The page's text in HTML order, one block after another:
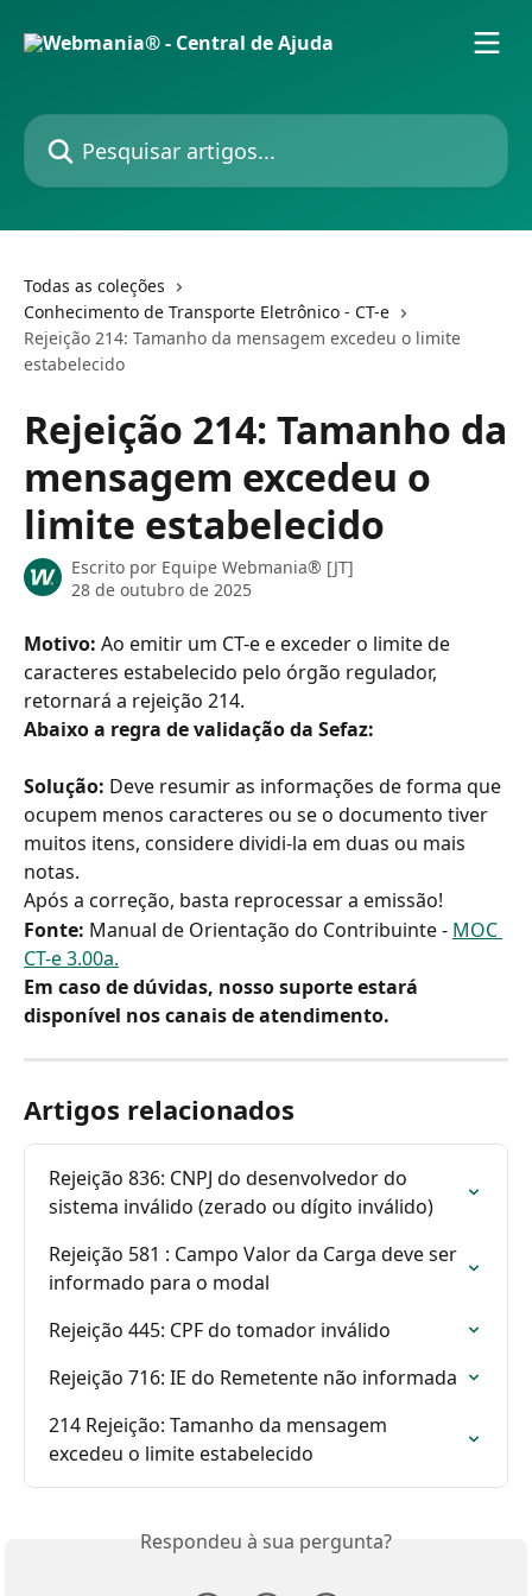
Pesquisar artigos...
Todas as coleções
Conhecimento de Transporte Eletrônico - CT-e
Rejeição 214: Tamanho da mensagem excedeu o limite
estabelecido
Rejeição 214: Tamanho da
mensagem excedeu o
limite estabelecido
Escrito por Equipe Webmania® [JT]
28 de outubro de 2025
Motivo: Ao emitir um CT-e e exceder o limite de
caracteres estabelecido pelo órgão regulador,
retornará a rejeição 214.
Abaixo a regra de validação da Sefaz:
Solução: Deve resumir as informações de forma que
ocupem menos caracteres ou se o documento tiver
muitos itens, considere dividi-la em duas ou mais
notas.
Após a correção, basta reprocessar a emissão!
Fonte: Manual de Orientação do Contribuinte - MOC
CT-e 3.00a.
Em caso de dúvidas, nosso suporte estará
disponível nos canais de atendimento.
Artigos relacionados
Rejeição 836: CNPJ do desenvolvedor do
sistema inválido (zerado ou dígito inválido)
Rejeição 581 : Campo Valor da Carga deve ser
informado para o modal
Rejeição 445: CPF do tomador inválido
Rejeição 716: IE do Remetente não informada
214 Rejeição: Tamanho da mensagem
excedeu o limite estabelecido
Respondeu à sua pergunta?